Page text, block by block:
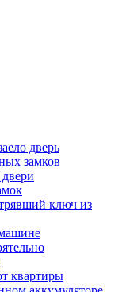
дверь
замков
ключ из
машине
квартиры